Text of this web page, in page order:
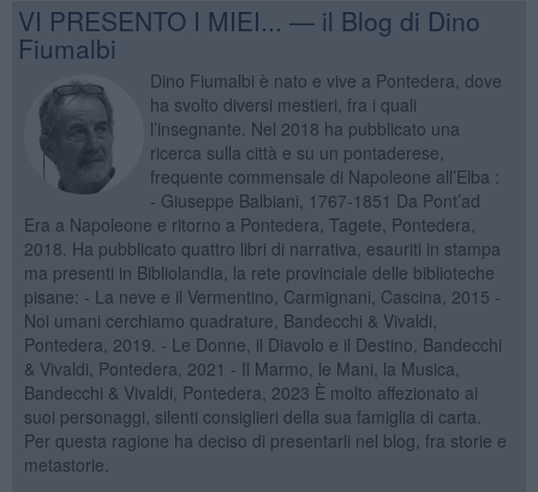
VI PRESENTO I MIEI... — il Blog di Dino
Fiumalbi
Dino Fiumalbi è nato e vive a Pontedera, dove
ha svolto diversi mestieri, fra i quali
l’insegnante. Nel 2018 ha pubblicato una
ricerca sulla città e su un pontaderese,
frequente commensale di Napoleone all’Elba :
- Giuseppe Balbiani, 1767-1851 Da Pont’ad
Era a Napoleone e ritorno a Pontedera, Tagete, Pontedera,
2018. Ha pubblicato quattro libri di narrativa, esauriti in stampa
ma presenti in Bibliolandia, la rete provinciale delle biblioteche
pisane: - La neve e il Vermentino, Carmignani, Cascina, 2015 -
Noi umani cerchiamo quadrature, Bandecchi & Vivaldi,
Pontedera, 2019. - Le Donne, il Diavolo e il Destino, Bandecchi
& Vivaldi, Pontedera, 2021 - Il Marmo, le Mani, la Musica,
Bandecchi & Vivaldi, Pontedera, 2023 È molto affezionato ai
suoi personaggi, silenti consiglieri della sua famiglia di carta.
Per questa ragione ha deciso di presentarli nel blog, fra storie e
metastorie.